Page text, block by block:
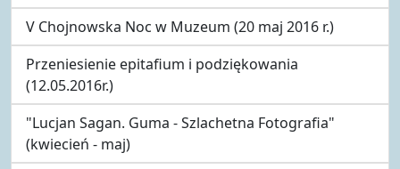
V Chojnowska Noc w Muzeum (20 maj 2016 r.)
Przeniesienie epitafium i podziękowania
(12.05.2016r.)
"Lucjan Sagan. Guma - Szlachetna Fotografia"
(kwiecień - maj)